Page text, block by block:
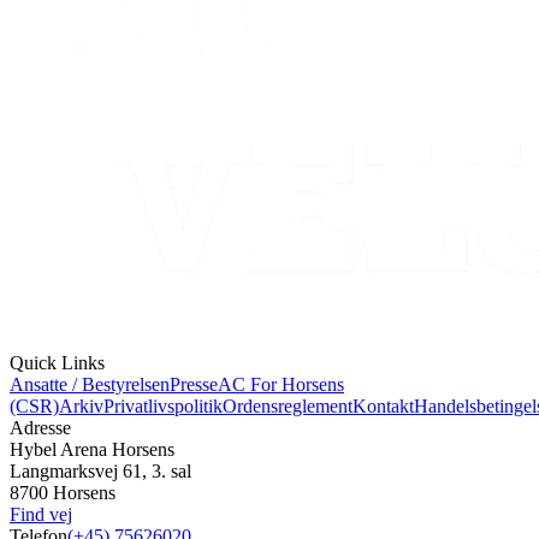
Quick Links
Ansatte / BestyrelsenPresseAC For Horsens
(CSR)ArkivPrivatlivspolitikOrdensreglementKontakt
Adresse
Hybel Arena Horsens
Langmarksvej 61, 3. sal
8700 Horsens
Find vej